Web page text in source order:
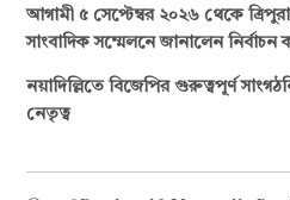
আগামী ৫ সেপ্টেম্বর ২০২৬ থেকে
সাংবাদিক সম্মেলনে জানালেন
নয়াদিল্লিতে বিজেপির গুরুত্বপূর্ণ
নেতৃত্ব